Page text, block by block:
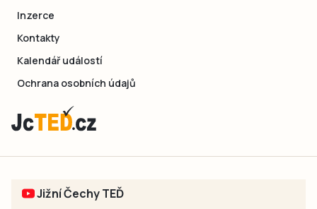
Inzerce
Kontakty
Kalendář událostí
Ochrana osobních údajů
Jižní Čechy TEĎ